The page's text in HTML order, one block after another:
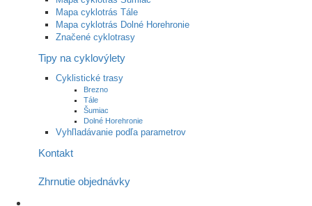
Mapa cyklotrás Tále
Mapa cyklotrás Dolné Horehronie
Značené cyklotrasy
Tipy na cyklovýlety
Cyklistické trasy
Brezno
Tále
Šumiac
Dolné Horehronie
Vyhľladávanie podľa parametrov
Kontakt
Zhrnutie objednávky